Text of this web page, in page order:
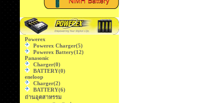
Powerex
Powerex Charger(5)
Powerex Battery(12)
Panasonic
Charger(0)
BATTERY(0)
eneloop
Charger(2)
BATTERY(6)
ถ่านอุตสาหรรม